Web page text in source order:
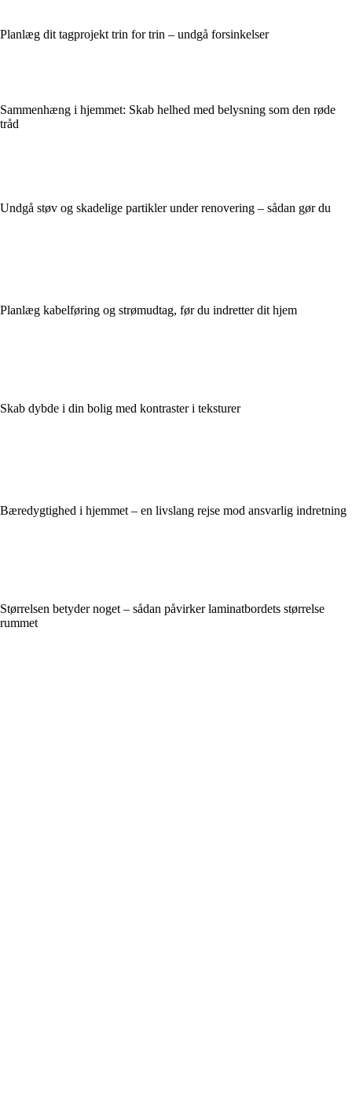
Planlæg dit tagprojekt trin for trin – undgå forsinkelser
Sammenhæng i hjemmet: Skab helhed med belysning som den røde
tråd
Undgå støv og skadelige partikler under renovering – sådan gør du
Planlæg kabelføring og strømudtag, før du indretter dit hjem
Skab dybde i din bolig med kontraster i teksturer
Bæredygtighed i hjemmet – en livslang rejse mod ansvarlig indretning
Størrelsen betyder noget – sådan påvirker laminatbordets størrelse
rummet